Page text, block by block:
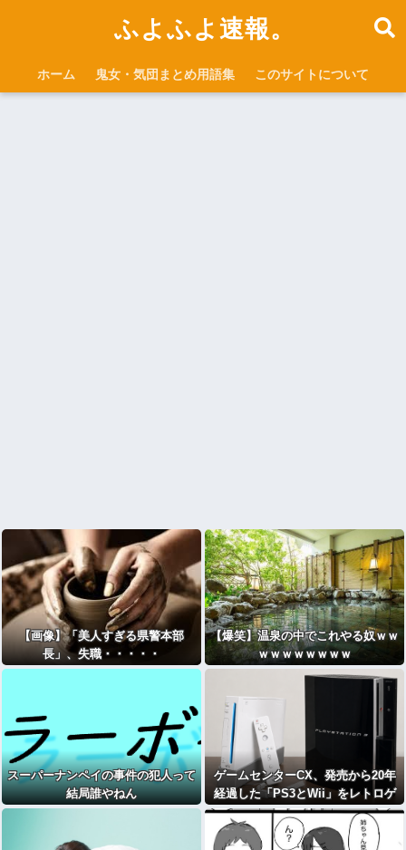
ふよふよ速報。
ホーム 鬼女・気団まとめ用語集 このサイトについて
【画像】「美人すぎる県警本部
長」、失職・・・・・
【爆笑】温泉の中でこれやる奴ｗｗ
ｗｗｗｗｗｗｗｗ
スーパーナンペイの事件の犯人って
結局誰やねん
ゲームセンターCX、発売から20年
経過した「PS3とWii」をレトロゲ
ームとするか激論